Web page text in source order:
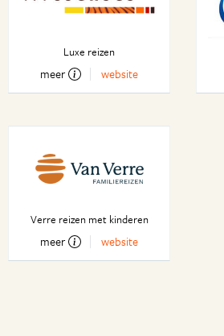
Luxe reizen
meer website
Verre reizen met kinderen
meer website